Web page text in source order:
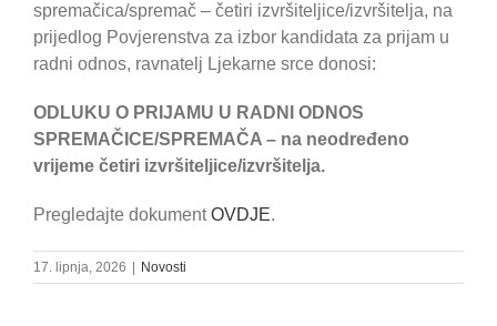
spremačica/spremač – četiri izvršiteljice/izvršitelja, na
prijedlog Povjerenstva za izbor kandidata za prijam u
radni odnos, ravnatelj Ljekarne srce donosi:
ODLUKU O PRIJAMU U RADNI ODNOS
SPREMAČICE/SPREMAČA – na neodređeno
vrijeme četiri izvršiteljice/izvršitelja.
Pregledajte dokumentOVDJE.
17. lipnja, 2026 Novosti